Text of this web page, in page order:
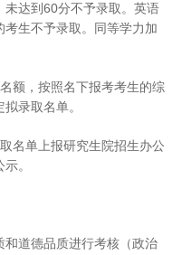
未达到60分不予录取。英语
生不予录取。同等学力加
额，按照名下报考考生的综
录取名单。
名单上报研究生院招生办公
。
道德品质进行考核（政治